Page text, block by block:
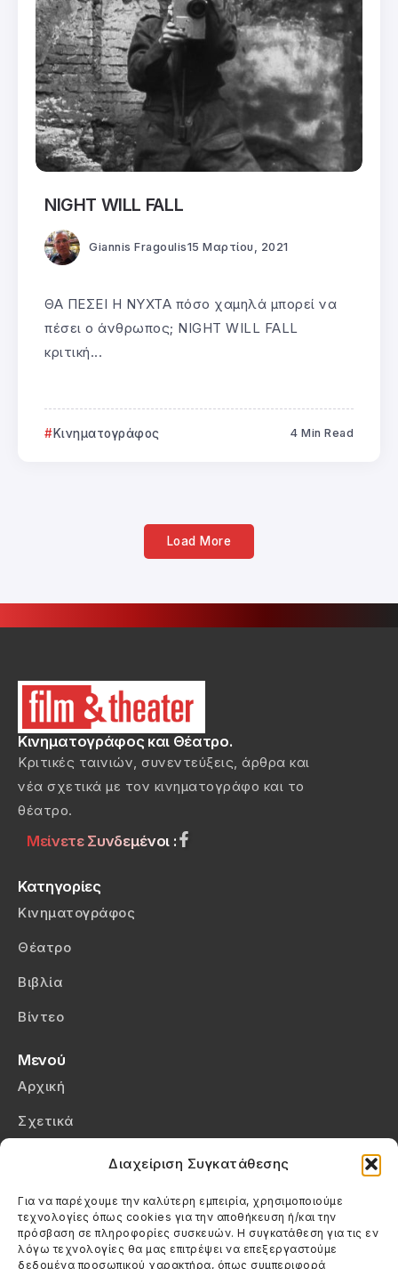
Διαχείριση Συγκατάθεσης
Για να παρέχουμε την καλύτερη εμπειρία, χρησιμοποιούμε
τεχνολογίες όπως cookies για την αποθήκευση ή/και την
πρόσβαση σε πληροφορίες συσκευών. Η συγκατάθεση για τις εν
λόγω τεχνολογίες θα μας επιτρέψει να επεξεργαστούμε
δεδομένα προσωπικού χαρακτήρα, όπως συμπεριφορά
NIGHT WILL FALL
Giannis Fragoulis15 Μαρτίου, 2021
ΘΑ ΠΕΣΕΙ Η ΝΥΧΤΑ πόσο χαμηλά μπορεί να
πέσει ο άνθρωπος; NIGHT WILL FALL
κριτική...
Κινηματογράφος 4 Min Read
Load More
Κινηματογράφος και Θέατρο.
Κριτικές ταινιών, συνεντεύξεις, άρθρα και
νέα σχετικά με τον κινηματογράφο και το
θέατρο.
Μείνετε Συνδεμένοι :
Κατηγορίες
Κινηματογράφος
Θέατρο
Βιβλία
Βίντεο
Μενού
Αρχική
Σχετικά
Πολιτική Cookies (ΕΕ)